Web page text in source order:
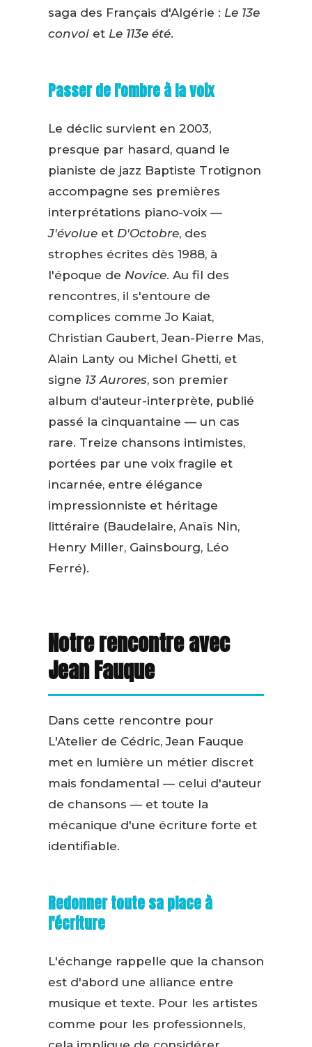
saga des Français d'Algérie : Le 13e
convoiet Le 113e été.
Passer de l'ombre à la voix
Le déclic survient en 2003,
presque par hasard, quand le
pianiste de jazz Baptiste Trotignon
accompagne ses premières
interprétations piano-voix —
J'évolueet D'Octobre, des
strophes écrites dès 1988, à
l'époque de Novice. Au fil des
rencontres, il s'entoure de
complices comme Jo Kaiat,
Christian Gaubert, Jean-Pierre Mas,
Alain Lanty ou Michel Ghetti, et
signe 13 Aurores, son premier
album d'auteur-interprète, publié
passé la cinquantaine — un cas
rare. Treize chansons intimistes,
portées par une voix fragile et
incarnée, entre élégance
impressionniste et héritage
littéraire (Baudelaire, Anaïs Nin,
Henry Miller, Gainsbourg, Léo
Ferré).
Notre rencontre avec
Jean Fauque
Dans cette rencontre pour
L'Atelier de Cédric, Jean Fauque
met en lumière un métier discret
mais fondamental — celui d'auteur
de chansons — et toute la
mécanique d'une écriture forte et
identifiable.
Redonner toute sa place à
l'écriture
L'échange rappelle que la chanson
est d'abord une alliance entre
musique et texte. Pour les artistes
comme pour les professionnels,